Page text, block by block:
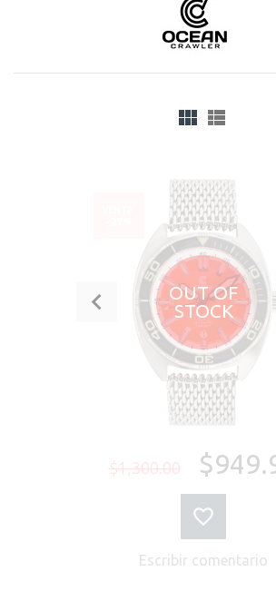
OUT OF
STOCK
$1,300.00
Escribir comentario